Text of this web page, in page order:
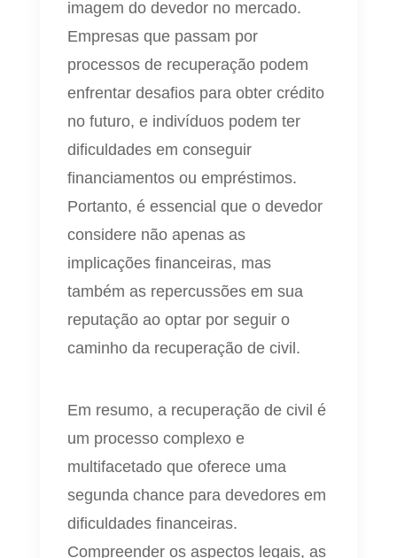
imagem do devedor no mercado.
Empresas que passam por
processos de recuperação podem
enfrentar desafios para obter crédito
no futuro, e indivíduos podem ter
dificuldades em conseguir
financiamentos ou empréstimos.
Portanto, é essencial que o devedor
considere não apenas as
implicações financeiras, mas
também as repercussões em sua
reputação ao optar por seguir o
caminho da recuperação de civil.
Em resumo, a recuperação de civil é
um processo complexo e
multifacetado que oferece uma
segunda chance para devedores em
dificuldades financeiras.
Compreender os aspectos legais, as